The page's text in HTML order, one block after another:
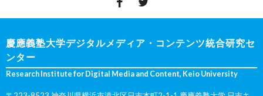
慶應義塾大学デジタルメディア・コンテンツ統合研究セ
ンター
Research Institute for Digital Media and Content, Keio University